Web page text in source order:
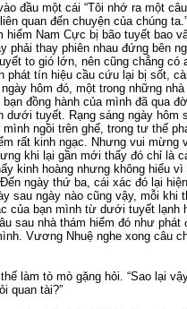
đầu một cái “Tôi nhớ ra một
quan đến chuyện của chúng
hiểm Nam Cực bị bão tuyết bao
phải thay phiên nhau đứng bên
to gió lớn, nên cũng chẳng có
phát tín hiệu cầu cứu lại bị sốt,
hôm đó, một trong những
đồng hành của mình đã qua
dưới tuyết. Rạng sáng ngày hôm
ngồi trên ghế, trong tư thế
rất kinh ngạc. Nhưng vui mừng
khi lại gần mới thấy đó chỉ là
kinh hoàng nhưng không hiểu vì
ngày thứ ba, cái xác đó lại
sau ngày nào cũng vậy, mỗi khi
của bạn mình từ dưới tuyết lạnh
sau nhà thám hiểm đó như phát
Vương Nhuệ nghe xong câu
làm tò mò gặng hỏi. “Sao lại
quan tài?”